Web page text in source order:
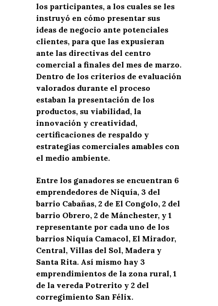
los participantes, a los cuales se les
instruyó en cómo presentar sus
ideas de negocio ante potenciales
clientes, para que las expusieran
ante las directivas del centro
comercial a finales del mes de marzo.
Dentro de los criterios de evaluación
valorados durante el proceso
estaban la presentación de los
productos, su viabilidad, la
innovación y creatividad,
certificaciones de respaldo y
estrategias comerciales amables con
el medio ambiente.
Entre los ganadores se encuentran 6
emprendedores de Niquía, 3 del
barrio Cabañas, 2 de El Congolo, 2 del
barrio Obrero, 2 de Mánchester, y 1
representante por cada uno de los
barrios Niquía Camacol, El Mirador,
Central, Villas del Sol, Madera y
Santa Rita. Así mismo hay 3
emprendimientos de la zona rural, 1
de la vereda Potrerito y 2 del
corregimiento San Félix.